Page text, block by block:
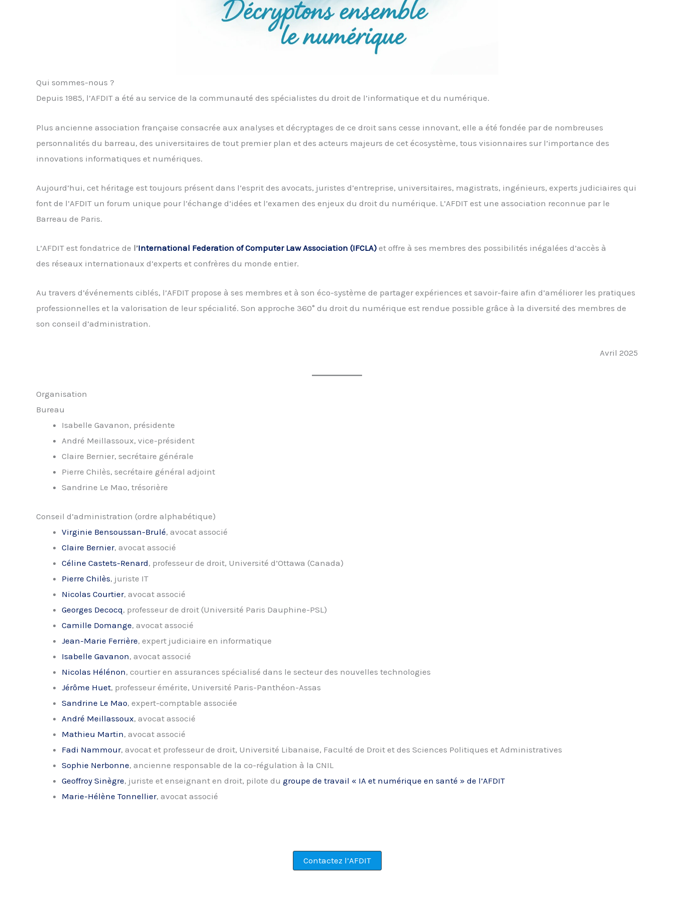
Qui sommes-nous ?
Depuis 1985, l’AFDIT a été au service de la communauté des spécialistes du droit de l’informatique et du numérique.
Plus ancienne association française consacrée aux analyses et décryptages de ce droit sans cesse innovant, elle a été fondée par de nombreuses
personnalités du barreau, des universitaires de tout premier plan et des acteurs majeurs de cet écosystème, tous visionnaires sur l’importance des
innovations informatiques et numériques.
Aujourd’hui, cet héritage est toujours présent dans l’esprit des avocats, juristes d’entreprise, universitaires, magistrats, ingénieurs, experts judiciaires qui
font de l’AFDIT un forum unique pour l’échange d’idées et l’examen des enjeux du droit du numérique. L’AFDIT est une association reconnue par le
Barreau de Paris.
L’AFDIT est fondatrice de l’International Federation of Computer Law Association (IFCLA) et offre à ses membres des possibilités inégalées d’accès à
des réseaux internationaux d’experts et confrères du monde entier.
Au travers d’événements ciblés, l’AFDIT propose à ses membres et à son éco-système de partager expériences et savoir-faire afin d’améliorer les pratiques
professionnelles et la valorisation de leur spécialité. Son approche 360° du droit du numérique est rendue possible grâce à la diversité des membres de
son conseil d’administration.
Avril 2025
Organisation
Bureau
Isabelle Gavanon, présidente
André Meillassoux, vice-président
Claire Bernier, secrétaire générale
Pierre Chilès, secrétaire général adjoint
Sandrine Le Mao, trésorière
Conseil d’administration (ordre alphabétique)
Virginie Bensoussan-Brulé, avocat associé
Claire Bernier, avocat associé
Céline Castets-Renard, professeur de droit, Université d’Ottawa (Canada)
Pierre Chilès, juriste IT
Nicolas Courtier, avocat associé
Georges Decocq, professeur de droit (Université Paris Dauphine-PSL)
Camille Domange, avocat associé
Jean-Marie Ferrière, expert judiciaire en informatique
Isabelle Gavanon, avocat associé
Nicolas Hélénon, courtier en assurances spécialisé dans le secteur des nouvelles technologies
Jérôme Huet, professeur émérite, Université Paris-Panthéon-Assas
Sandrine Le Mao, expert-comptable associée
André Meillassoux, avocat associé
Mathieu Martin, avocat associé
Fadi Nammour, avocat et professeur de droit, Université Libanaise, Faculté de Droit et des Sciences Politiques et Administratives
Sophie Nerbonne, ancienne responsable de la co-régulation à la CNIL
Geoffroy Sinègre, juriste et enseignant en droit, pilote du groupe de travail « IA et numérique en santé » de l’AFDIT
Marie-Hélène Tonnellier, avocat associé
Contactez l’AFDIT